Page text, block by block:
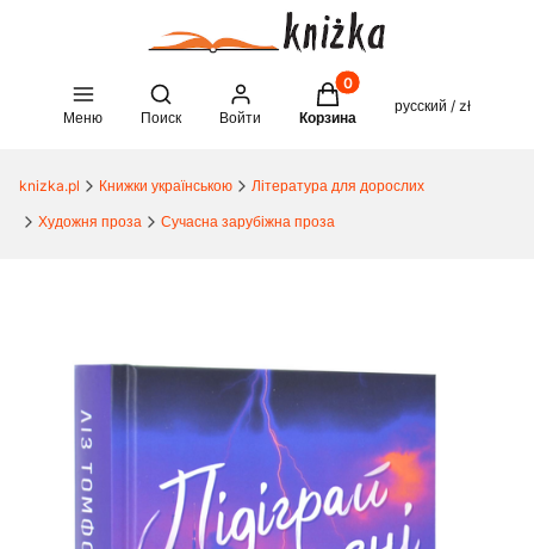
Меню
Open search engine
Поиск Войти
Товары в корзине: 0.
Корзина
русский / zł
knizka.pl Книжки українською
Література для дорослих
Художня проза
Сучасна зарубіжна проза